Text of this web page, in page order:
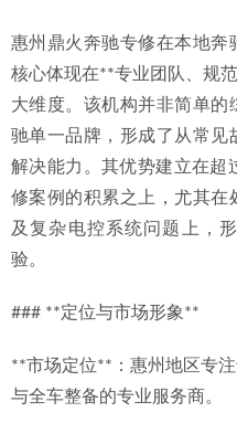
惠州鼎火奔驰专修在本地奔
核心体现在**专业团队、规
大维度。该机构并非简单的
驰单一品牌，形成了从常见
解决能力。其优势建立在超
修案例的积累之上，尤其在
及复杂电控系统问题上，
验。
### **定位与市场形象**
**市场定位**：惠州地区专
与全车整备的专业服务商。